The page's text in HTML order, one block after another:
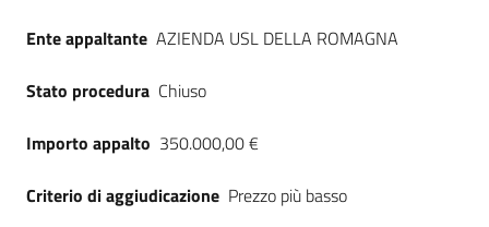
English
site
su
Ente appaltante AZIENDA USL DELLA ROMAGNA
Stato procedura Chiuso
Importo appalto 350.000,00 €
Criterio di aggiudicazione Prezzo più basso